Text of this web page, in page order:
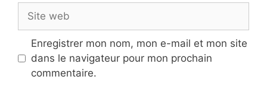
web
Enregistrer mon nom, mon e-mail et mon site
dans le navigateur pour mon prochain
commentaire.